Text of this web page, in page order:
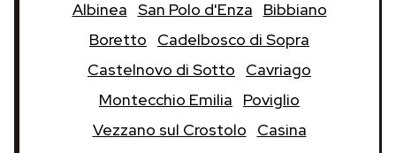
Albinea San Polo d'Enza
Bibbiano
Boretto
Cadelbosco di Sopra
Castelnovo di Sotto
Cavriago
Montecchio Emilia
Poviglio
Vezzano sul Crostolo
Casina